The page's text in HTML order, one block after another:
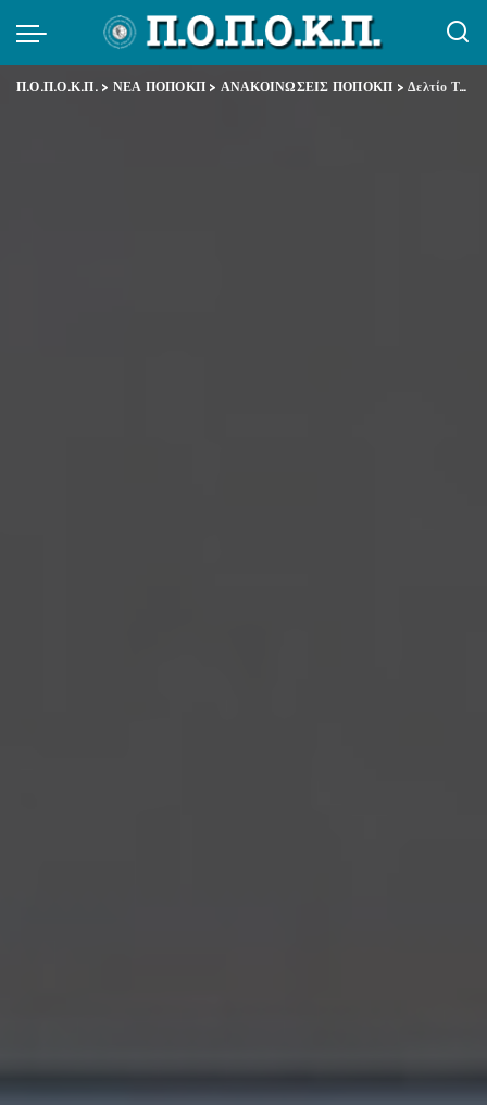
Π.Ο.Π.Ο.Κ.Π.> ΝΕΑ ΠΟΠΟΚΠ > ΑΝΑΚΟΙΝΩΣΕΙΣ ΠΟΠΟΚΠ >Δελτίο Τύπου – καταγγέλλουμε κάθε προσπάθεια τρομοκράτησης των εργαζομένων